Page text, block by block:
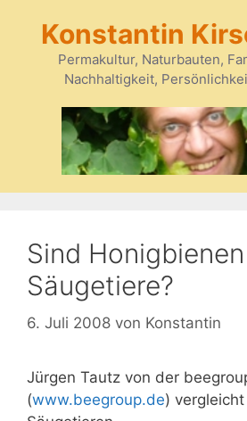
springen
Konstantin
Permakultur, Naturbauten,
Nachhaltigkeit,
Sind Honigbienen
Säugetiere?
6. Juli 2008 von Konstantin
Jürgen Tautz von der
(www.beegroup.de)